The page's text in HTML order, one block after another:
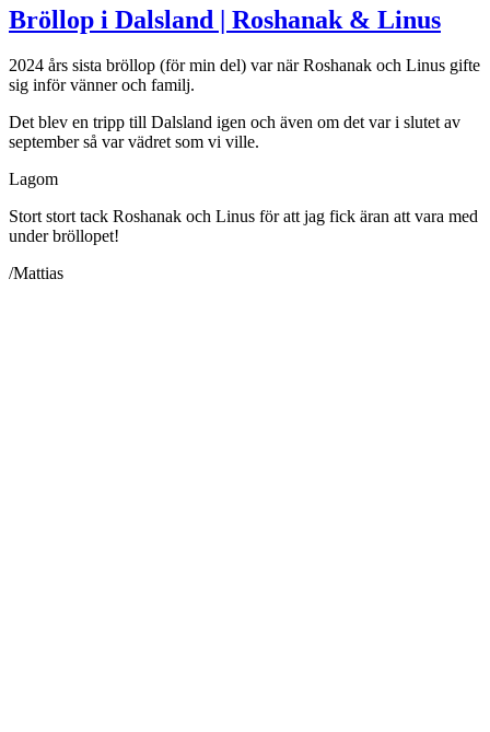
Bröllop i Dalsland | Roshanak & Linus
2024 års sista bröllop (för min del) var när Roshanak och Linus gifte
sig inför vänner och familj.
Det blev en tripp till Dalsland igen och även om det var i slutet av
september så var vädret som vi ville.
Lagom
Stort stort tack Roshanak och Linus för att jag fick äran att vara med
under bröllopet!
/Mattias